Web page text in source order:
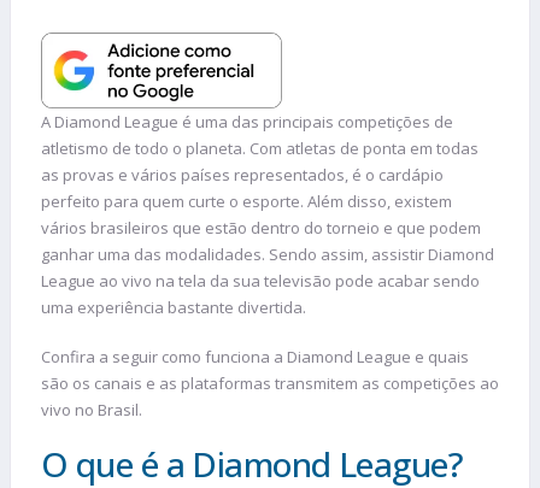
A Diamond League é uma das principais competições de
atletismo de todo o planeta. Com atletas de ponta em todas
as provas e vários países representados, é o cardápio
perfeito para quem curte o esporte. Além disso, existem
vários brasileiros que estão dentro do torneio e que podem
ganhar uma das modalidades. Sendo assim, assistir Diamond
League ao vivo na tela da sua televisão pode acabar sendo
uma experiência bastante divertida.
Confira a seguir como funciona a Diamond League e quais
são os canais e as plataformas transmitem as competições ao
vivo no Brasil.
O que é a Diamond League?